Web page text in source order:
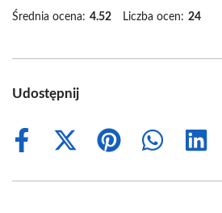
Średnia ocena: 4.52 Liczba ocen: 24
Udostępnij
Share
Share
(Twitter)
Share
Share
Share